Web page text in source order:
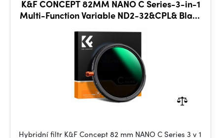
K&F CONCEPT 82MM NANO C Series-3-in-1
Multi-Function Variable ND2-32&CPL& Black
Hybridní filtr K&F Concept 82 mm NANO C Series 3 v 1